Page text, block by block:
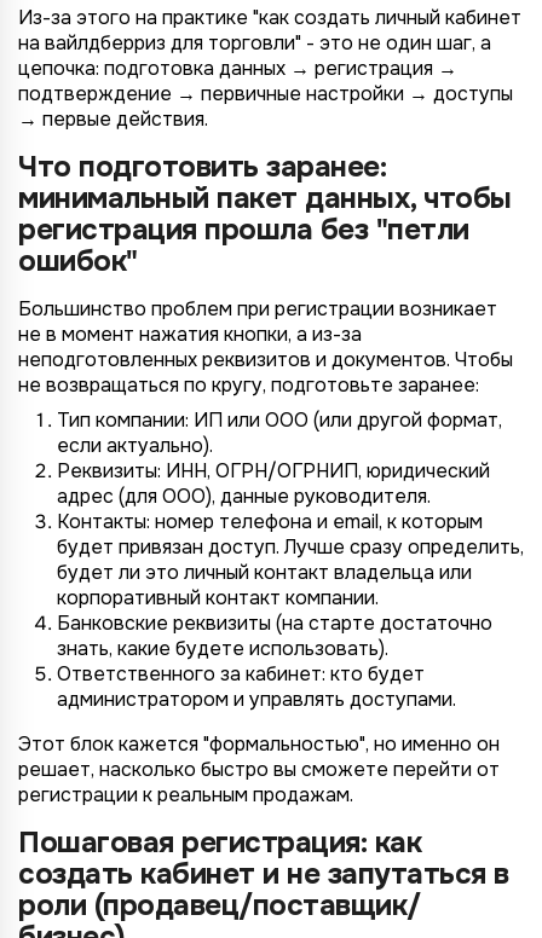
Из-за этого на практике "как создать личный кабинет
на вайлдберриз для торговли" - это не один шаг, а
цепочка: подготовка данных → регистрация →
подтверждение → первичные настройки → доступы
→ первые действия.
Что подготовить заранее:
минимальный пакет данных, чтобы
регистрация прошла без "петли
ошибок"
Большинство проблем при регистрации возникает
не в момент нажатия кнопки, а из-за
неподготовленных реквизитов и документов. Чтобы
не возвращаться по кругу, подготовьте заранее:
Тип компании: ИП или ООО (или другой формат,
если актуально).
Реквизиты: ИНН, ОГРН/ОГРНИП, юридический
адрес (для ООО), данные руководителя.
Контакты: номер телефона и email, к которым
будет привязан доступ. Лучше сразу определить,
будет ли это личный контакт владельца или
корпоративный контакт компании.
Банковские реквизиты (на старте достаточно
знать, какие будете использовать).
Ответственного за кабинет: кто будет
администратором и управлять доступами.
Этот блок кажется "формальностью", но именно он
решает, насколько быстро вы сможете перейти от
регистрации к реальным продажам.
Пошаговая регистрация: как
создать кабинет и не запутаться в
роли (продавец/поставщик/